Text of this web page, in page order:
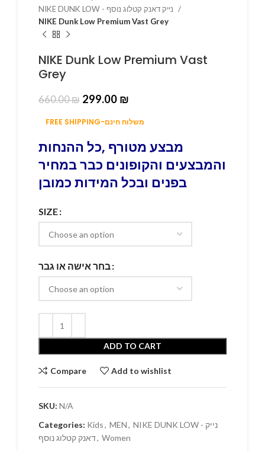
NIKE Dunk Low Premium Vast Grey
NIKE Dunk Low Premium Vast
Grey
660.00₪ 299.00 ₪
FREE SHIPPING-משלוח חינם
מבצע מטורף ,כל ההנחות
והמבצעים והקופונים כבר במחיר
בפנים ובכל המידות כמובן
SIZE
בחר אישה או גבר
ADD TO CART
Compare Add to wishlist
SKU: N/A
Categories: Kids, MEN, NIKE DUNK LOW - נייק
דאנק קטלוג נוסף, Women